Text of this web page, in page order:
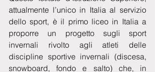
attualmente l’unico in Italia al servizio
dello sport, è il primo liceo in Italia a
proporre un progetto sugli sport
invernali rivolto agli atleti delle
discipline sportive invernali (discesa,
snowboard, fondo e salto) che, in